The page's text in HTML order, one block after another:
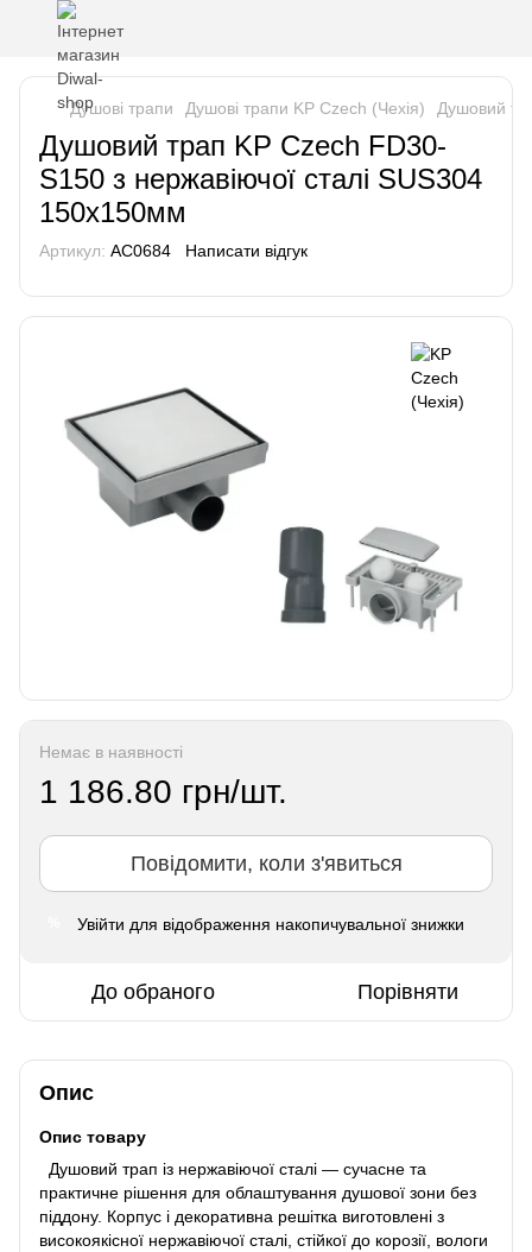
Душові трапи Душові трапи KP Czech (Чехія) Душовий
Душовий трап KP Czech FD30-
S150 з нержавіючої сталі SUS304
150x150мм
Артикул: AC0684 Написати відгук
Немає в наявності
1 186.80 грн/шт.
Повідомити, коли з'явиться
Увійти для відображення накопичувальної знижки
До обраного Порівняти
Опис
Опис товару
Душовий трап із нержавіючої сталі — сучасне та
практичне рішення для облаштування душової зони без
піддону. Корпус і декоративна решітка виготовлені з
високоякісної нержавіючої сталі, стійкої до корозії, вологи